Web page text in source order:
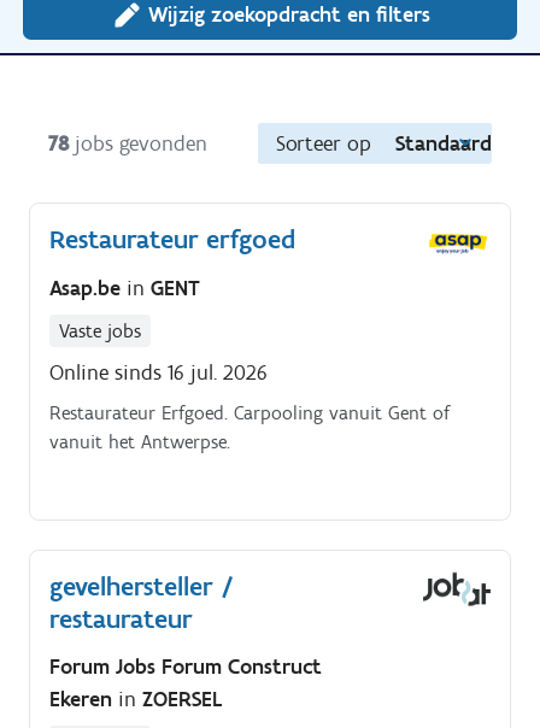
Wijzig zoekopdracht en filters
78 jobs gevonden Sorteer op Standaard
Restaurateur erfgoed
Asap.be in GENT
Vaste jobs
Online sinds 16 jul. 2026
Restaurateur Erfgoed. Carpooling vanuit Gent of
vanuit het Antwerpse.
gevelhersteller /
restaurateur
Forum Jobs Forum Construct
Ekeren in ZOERSEL